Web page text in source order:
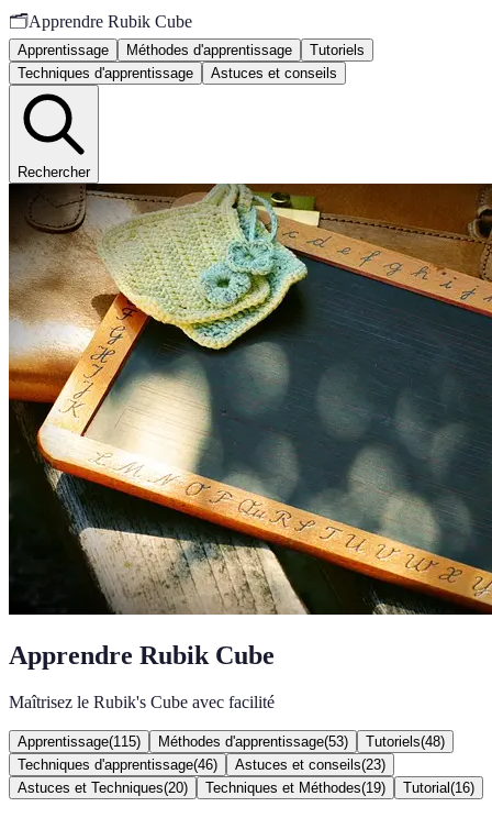
🗂️Apprendre Rubik Cube
Apprentissage Méthodes d'apprentissage
Tutoriels
Techniques d'apprentissage
Astuces et conseils
Rechercher
Apprendre Rubik Cube
Maîtrisez le Rubik's Cube avec facilité
Apprentissage(115) Méthodes d'apprentissage(53) Tutoriels(48)
Techniques d'apprentissage(46) Astuces et conseils(23)
Astuces et Techniques(20) Techniques et Méthodes(19) Tutorial (16)